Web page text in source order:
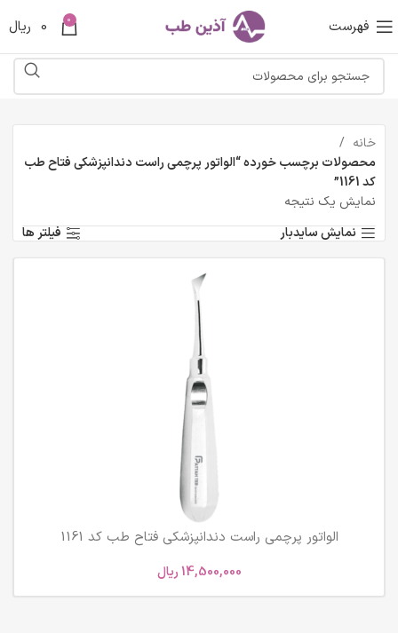
فهرست 0
0 ریال
خانه
محصولات برچسب خورده “الواتور پرچمی راست دندانپزشکی فتاح طب
کد 1161”
نمایش یک نتیجه
نمایش سایدبار
فیلتر ها
الواتور پرچمی راست دندانپزشکی فتاح طب کد 1161
14,500,000ریال